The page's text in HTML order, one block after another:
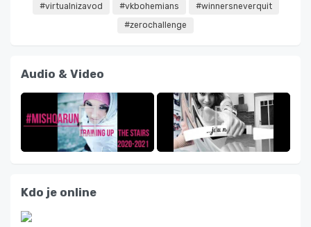
#virtualnizavod #vkbohemians
#winnersneverquit
#zerochallenge
Audio & Video
Kdo je online